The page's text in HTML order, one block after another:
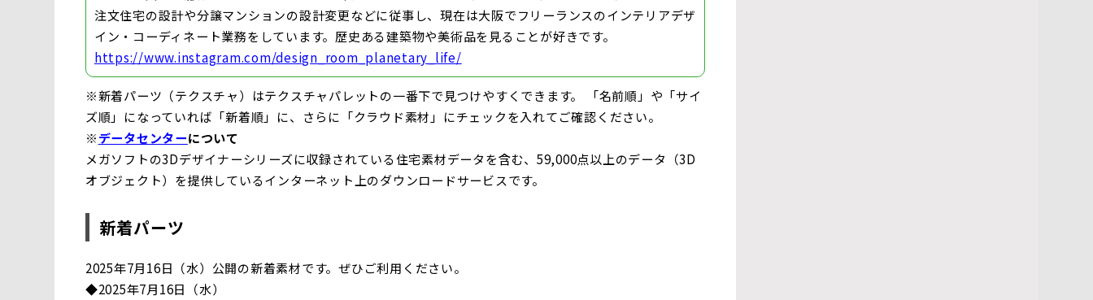
注文住宅の設計や分譲マンションの設計変更などに従事し、現在は大阪でフリーランスのインテリアデザ
イン・コーディネート業務をしています。歴史ある建築物や美術品を見ることが好きです。
https://www.instagram.com/design_room_planetary_life/
※新着パーツ（テクスチャ）はテクスチャパレットの一番下で見つけやすくできます。 「名前順」や「サイ
ズ順」になっていれば「新着順」に、さらに「クラウド素材」にチェックを入れてご確認ください。
※データセンターについて
メガソフトの3Dデザイナーシリーズに収録されている住宅素材データを含む、59,000点以上のデータ（3D
オブジェクト）を提供しているインターネット上のダウンロードサービスです。
新着パーツ
2025年7月16日（水）公開の新着素材です。ぜひご利用ください。
◆2025年7月16日（水）